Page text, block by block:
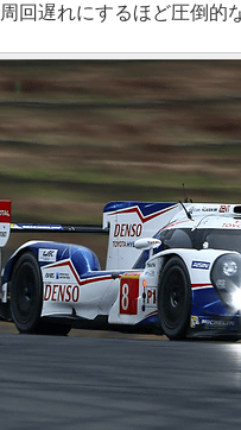
回遅れにするほど圧倒的